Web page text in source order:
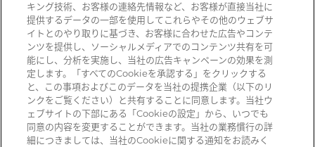
プライバシーと使用
個人情報保護方針
契約条件
Manage Cookies
詐欺メールを受信していませんか？ 詐欺の疑いのある不審な電子メール、ソ
ーシャルメディアメッセージ、テキストメッセージ、または電話を受信した
キング技術、お客様の連絡先情報など、お客様が直接当社に
提供するデータの一部を使用してこれらやその他のウェブサ
イトとのやり取りに基づき、お客様に合わせた広告やコンテ
ンツを提供し、ソーシャルメディアでのコンテンツ共有を可
能にし、分析を実施し、当社の広告キャンペーンの効果を測
定します。「すべてのCookieを承認する」をクリックする
と、この事項およびこのデータを当社の提携企業（以下のリ
ンクをご覧ください）と共有することに同意します。当社ウ
ェブサイトの下部にある「Cookieの設定」から、いつでも
同意の内容を変更することができます。当社の業務慣行の詳
細につきましては、当社のCookieに関する通知をお読みく